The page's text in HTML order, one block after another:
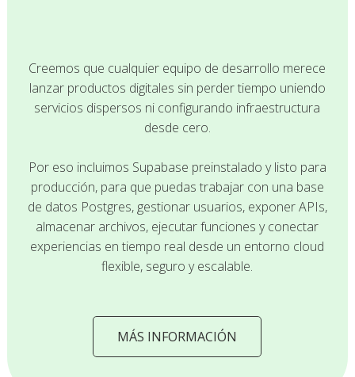
Creemos que cualquier equipo de desarrollo merece
lanzar productos digitales sin perder tiempo uniendo
servicios dispersos ni configurando infraestructura
desde cero.
Por eso incluimos Supabase preinstalado y listo para
producción, para que puedas trabajar con una base
de datos Postgres, gestionar usuarios, exponer APIs,
almacenar archivos, ejecutar funciones y conectar
experiencias en tiempo real desde un entorno cloud
flexible, seguro y escalable.
MÁS INFORMACIÓN